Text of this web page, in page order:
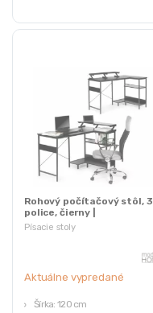
Písacie stoly
Rohový počítačový stôl, 3
police, čierny |
ModernHome
Aktuálne vypredané
Šírka: 120 cm